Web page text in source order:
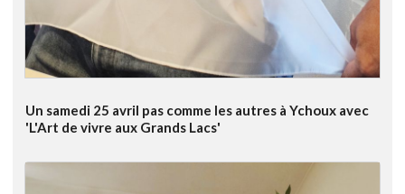
Un samedi 25 avril pas comme les autres à Ychoux avec
'L'Art de vivre aux Grands Lacs'